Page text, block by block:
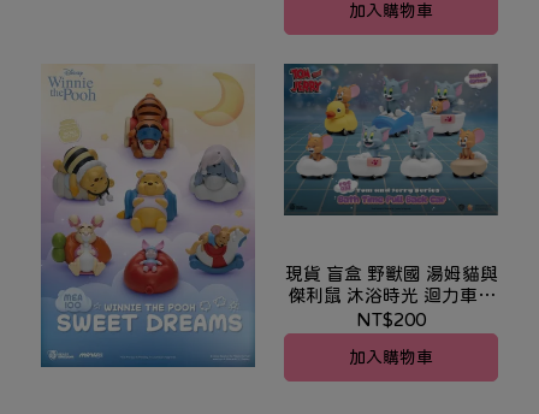
加入購物車
現貨 盲盒 野獸國 湯姆貓與
傑利鼠 沐浴時光 迴力車系
列
NT$200
加入購物車